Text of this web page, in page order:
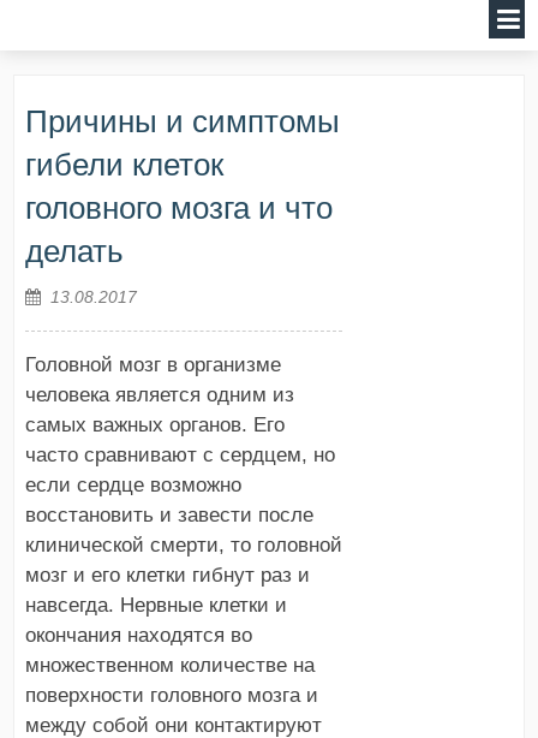
Причины и симптомы
гибели клеток
головного мозга и что
делать
13.08.2017
Головной мозг в организме
человека является одним из
самых важных органов. Его
часто сравнивают с сердцем, но
если сердце возможно
восстановить и завести после
клинической смерти, то головной
мозг и его клетки гибнут раз и
навсегда. Нервные клетки и
окончания находятся во
множественном количестве на
поверхности головного мозга и
между собой они контактируют